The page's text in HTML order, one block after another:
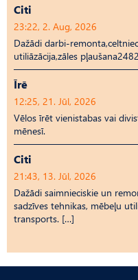
Citi
23:22, 2. Aug, 2026
Dažādi darbi-
utiliāzācija,zāles
Īrē
12:25, 21. Jūl, 2026
Vēlos īrēt vienistabas vai
mēnesī.
Citi
21:43, 13. Jūl, 2026
Dažādi saimnieciskie un
sadzīves tehnikas, mēbeļu
transports. […]